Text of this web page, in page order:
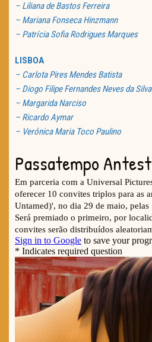
– Liliana de Bastos Ferreira
– Mariana Fonseca Hinzmann
– Patrícia Sofia Rodrigues Marques
LISBOA
– Carlota Pires Mendes Batista
– Diogo Filipe Fernandes Neves da Silva
– Margarida Narciso
– Ricardo Aymar
– Verónica Maria Toco Paulino